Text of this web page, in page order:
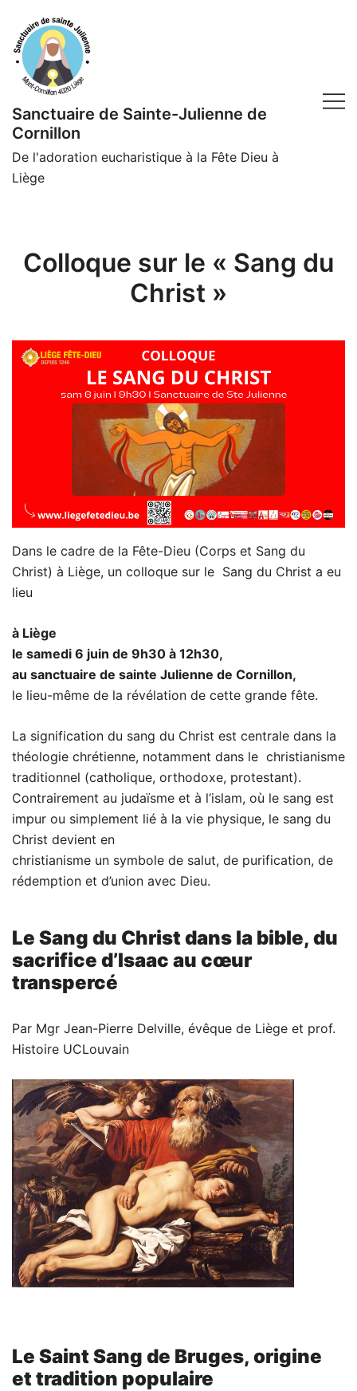
content
Sanctuaire de Sainte-Julienne de
Cornillon
De l'adoration eucharistique à la Fête Dieu à
Liège
Colloque sur le « Sang du
Christ »
Dans le cadre de la Fête-Dieu (Corps et Sang du
Christ) à Liège, un colloque sur le Sang du Christ a eu
lieu
à Liège
le samedi 6 juin de 9h30 à 12h30,
au sanctuaire de sainte Julienne de Cornillon,
le lieu-même de la révélation de cette grande fête.
La signification du sang du Christ est centrale dans la
théologie chrétienne, notamment dans le christianisme
traditionnel (catholique, orthodoxe, protestant).
Contrairement au judaïsme et à l’islam, où le sang est
impur ou simplement lié à la vie physique, le sang du
Christ devient en
christianisme un symbole de salut, de purification, de
rédemption et d’union avec Dieu.
Le Sang du Christ dans la bible, du
sacrifice d’Isaac au cœur
transpercé
Par Mgr Jean-Pierre Delville, évêque de Liège et prof.
Histoire UCLouvain
Le Saint Sang de Bruges, origine
et tradition populaire